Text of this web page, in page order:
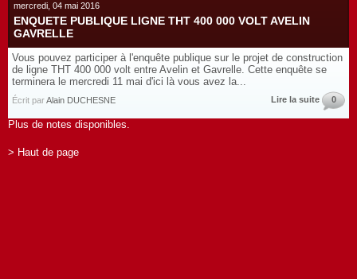
mercredi, 04 mai 2016
ENQUETE PUBLIQUE LIGNE THT 400 000 VOLT AVELIN
GAVRELLE
Vous pouvez participer à l'enquête publique sur le projet de construction
de ligne THT 400 000 volt entre Avelin et Gavrelle. Cette enquête se
terminera le mercredi 11 mai d'ici là vous avez la...
Écrit parAlain DUCHESNE Lire la suite 0
Plus de notes disponibles.
> Haut de page